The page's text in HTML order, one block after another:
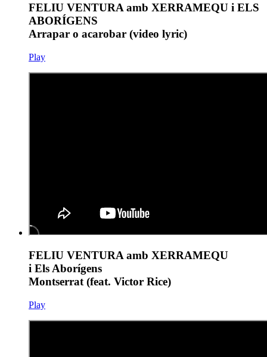
FELIU VENTURA amb XERRAMEQU i ELS
ABORÍGENS
Arrapar o acarobar (video lyric)
Play
FELIU VENTURA amb XERRAMEQU
i Els Aborígens
Montserrat (feat. Victor Rice)
Play